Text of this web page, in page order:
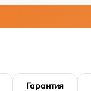
Гарантия